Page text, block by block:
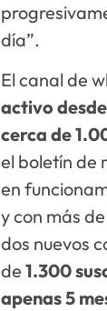
día”.
El canal de
activo
cerca de
el boletín de
en
y con más
dos nuevos
de 1.300
apenas 5